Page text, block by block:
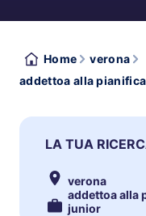
Home
verona
addettoa alla
LA TUA
verona
addettoa alla
junior